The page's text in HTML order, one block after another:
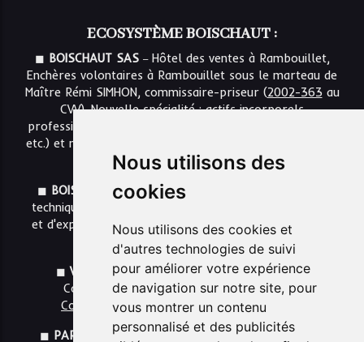
Nous utilisons des
cookies
Nous utilisons des cookies et
d'autres technologies de suivi
pour améliorer votre expérience
de navigation sur notre site, pour
vous montrer un contenu
personnalisé et des publicités
ECOSYSTÈME BOISCHAUT :
◼ BOISCHAUT SAS
Hôtel des ventes à Rambouillet,
Enchères volontaires à Rambouillet sous le marteau de
Maître Rémi SIMHON, commissaire-priseur (2002-363au
CVV). Nouvelle spécialité : actifs incorporels
professionnels (NDDs, Marques, Sites internet, Logiciels,
etc.) et non-professionnels (Art digital NFT, collectibles
NFT, etc.)
◼ BOISCHAUT DIGITAL SAS
technique pour les actifs immatériels, développement
et d'exploitation d'applications informatiques pour les
enchères, édition média
◼VENTES JUDICIAIRES _Maître Rémi SIMHON,
Commissaire de justice au sein deLSL SAS,
Commissaires de justices (CA de Versailles).
◼ PARTENAIRES _ĀTO : Certificats NFT / LSL SAS :